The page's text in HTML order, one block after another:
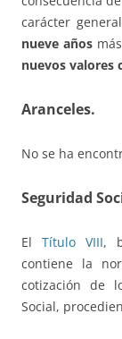
carácter
nueve años
nuevos valores
Aranceles.
No se ha
Seguridad
El Título VIII,
contiene la
cotización de
Social,